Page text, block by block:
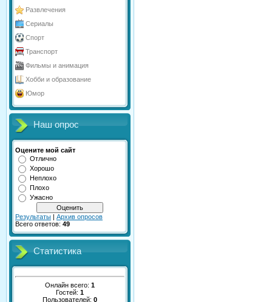
Развлечения
Сериалы
Спорт
Транспорт
Фильмы и анимация
Хобби и образование
Юмор
Наш опрос
Оцените мой сайт
Отлично
Хорошо
Неплохо
Плохо
Ужасно
Результаты | Архив опросов
Всего ответов: 49
Статистика
Онлайн всего: 1
Гостей: 1
Пользователей: 0